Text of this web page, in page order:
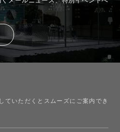
ていただくとスムーズにご案内でき